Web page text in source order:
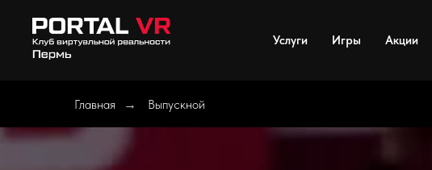
Услуги Игры Акции
Главная → Выпускной